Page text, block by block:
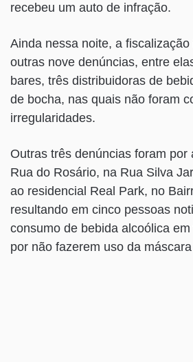
recebeu um auto de infração.
Ainda nessa noite, a
outras nove denúncias, entre
bares, três distribuidoras de
de bocha, nas quais não foram
irregularidades.
Outras três denúncias foram por
Rua do Rosário, na Rua Silva
ao residencial Real Park, no
resultando em cinco pessoas
consumo de bebida alcoólica
por não fazerem uso da